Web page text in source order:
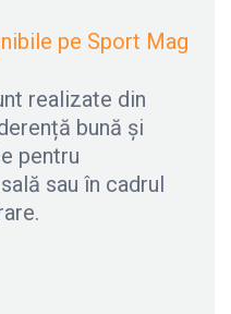
pe Sport Mag
realizate din
bună și
pentru
sau în cadrul